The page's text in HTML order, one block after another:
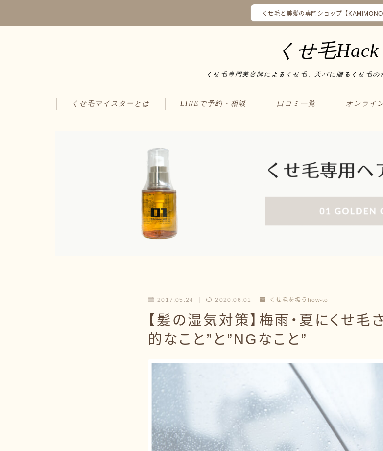
くせ毛と美髪の専門ショップ【KAMIMONO
くせ毛Hack
くせ毛専門美容師によるくせ毛、天パに贈るくせ毛の
くせ毛マイスターとは LINEで予約・相談 口コミ一覧 オンライ
2017.05.24 2020.06.01 くせ毛を扱うhow-to
【髪の湿気対策】梅雨・夏にくせ毛
的なこと”と”NGなこと”